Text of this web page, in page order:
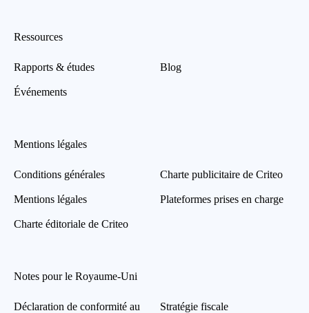
Ressources
Rapports & études
Événements
Blog
Mentions légales
Conditions générales
Mentions légales
Charte éditoriale de Criteo
Charte publicitaire de Criteo
Plateformes prises en charge
Notes pour le Royaume-Uni
Déclaration de conformité au
Stratégie fiscale